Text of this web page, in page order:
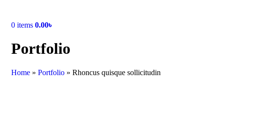
0 items 0.00৳
Portfolio
Home » Portfolio » Rhoncus quisque sollicitudin